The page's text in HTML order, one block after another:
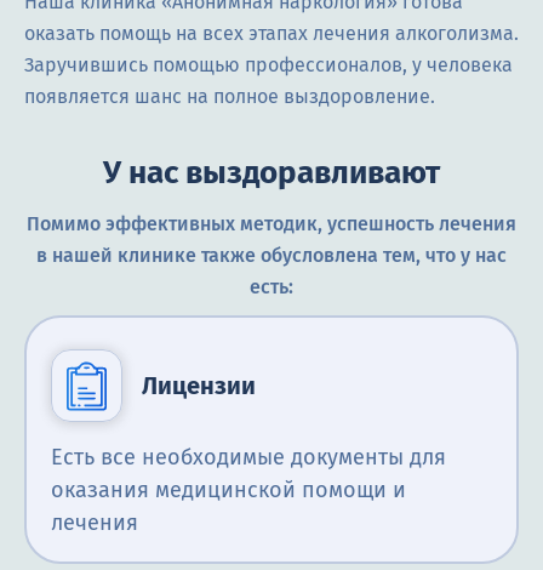
оказать помощь на всех этапах лечения алкоголизма.
Заручившись помощью профессионалов, у человека
появляется шанс на полное выздоровление.
У нас выздоравливают
Помимо эффективных методик, успешность лечения
в нашей клинике также обусловлена тем, что у нас
есть:
Лицензии
Есть все необходимые документы для
оказания медицинской помощи и
лечения